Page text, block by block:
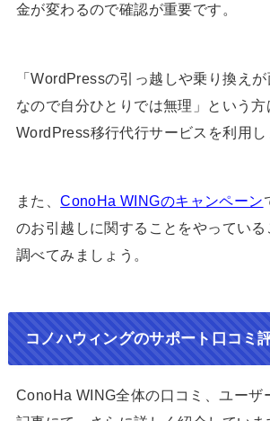
金が変わるので確認が重要です。
「WordPressの引っ越しや乗り換え
なので自分ひとりでは無理」という
WordPress移行代行サービスを利用し
また、ConoHa WINGのキャンペーン
のお引越しに関することをやっている
調べてみましょう。
コノハウィングのサポート口コミ
ConoHa WING全体の口コミ、ユーザ